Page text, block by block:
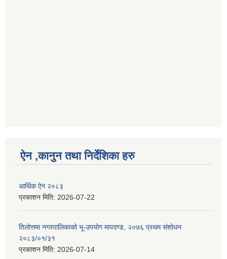
ऐन ,कानुन तथा निर्देशिका हरु
आर्थिक ऐन २०८३
प्रकाशन मिति: 2026-07-22
तिलोत्तमा नगरपालिकाको भू-उपयोग मापदण्ड, २०७६ प्रथम संशोधन
२०८३/०१/३१
प्रकाशन मिति: 2026-07-14